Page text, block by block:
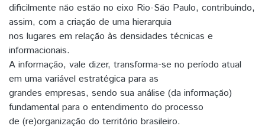
dificilmente não estão no eixo Rio-São Paulo, contribuindo,
assim, com a criação de uma hierarquia
nos lugares em relação às densidades técnicas e
informacionais.
A informação, vale dizer, transforma-se no período atual
em uma variável estratégica para as
grandes empresas, sendo sua análise (da informação)
fundamental para o entendimento do processo
de (re)organização do território brasileiro.